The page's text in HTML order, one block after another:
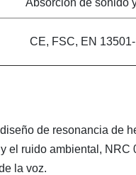
Absorción de sonido
CE, FSC, EN
de resonancia de
el ruido ambiental, NRC
la voz.